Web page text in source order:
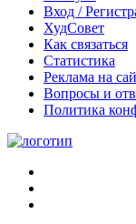
Вход /
ХудСовет
Как связаться
Статистика
Реклама на
Вопросы и
Политика